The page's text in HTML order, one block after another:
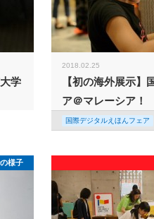
学
2018.02.25
【初の海外展示】
ア＠マレーシア！
国際デジタルえほんフェア
様子